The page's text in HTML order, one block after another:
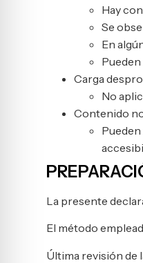
Hay
Se
En
Carga
No
Contenido
La presente
El método
Última revisión de